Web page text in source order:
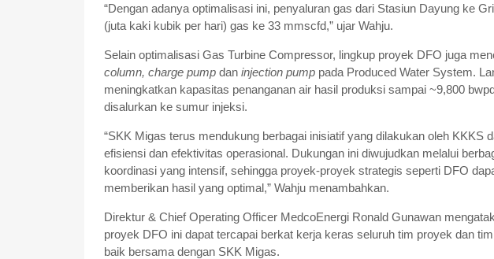
“Dengan adanya optimalisasi ini, penyaluran gas dari Stasiun Dayung ke
(juta kaki kubik per hari) gas ke 33 mmscfd,” ujar Wahju.
Selain optimalisasi Gas Turbine Compressor, lingkup proyek DFO juga
column, charge pump dan injection pump pada Produced Water System.
meningkatkan kapasitas penanganan air hasil produksi sampai ~9,800
disalurkan ke sumur injeksi.
“SKK Migas terus mendukung berbagai inisiatif yang dilakukan oleh KKKS
efisiensi dan efektivitas operasional. Dukungan ini diwujudkan melalui
koordinasi yang intensif, sehingga proyek-proyek strategis seperti DFO
memberikan hasil yang optimal,” Wahju menambahkan.
Direktur & Chief Operating Officer MedcoEnergi Ronald Gunawan
proyek DFO ini dapat tercapai berkat kerja keras seluruh tim proyek dan
baik bersama dengan SKK Migas.